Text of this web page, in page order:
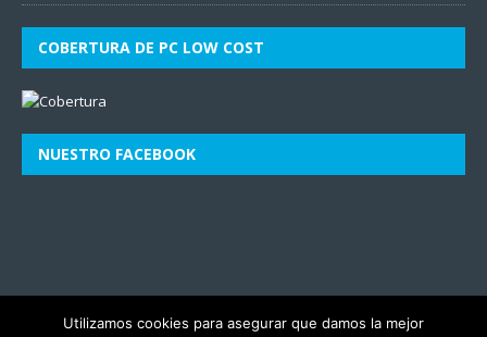
COBERTURA DE PC LOW COST
NUESTRO FACEBOOK
Utilizamos cookies para asegurar que damos la mejor